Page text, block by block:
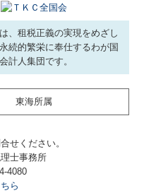
、租税正義の実現をめざし
続的繁栄に奉仕するわが国
計人集団です。
東海所属
せください。
士事務所
4080
ら